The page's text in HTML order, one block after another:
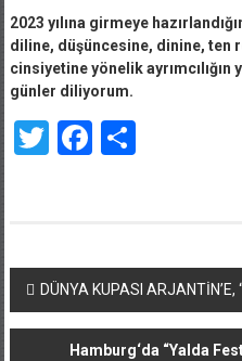
2023 yılına girmeye
diline, düşüncesine, dinine, ten
cinsiyetine yönelik ayrımcılığın
günler diliyorum.
TwitterFacebook
Yazı
dolaşımı
DÜNYA KUPASI ARJANTİN’E,
Hamburg‘da “Yalda